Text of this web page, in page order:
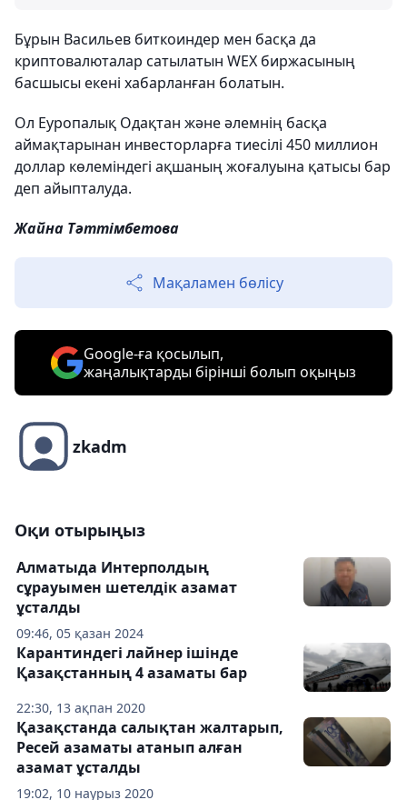
Бұрын Васильев биткоиндер мен басқа да
криптовалюталар сатылатын WEX биржасының
басшысы екені хабарланған болатын.
Ол Еуропалық Одақтан және әлемнің басқа
аймақтарынан инвесторларға тиесілі 450 миллион
доллар көлеміндегі ақшаның жоғалуына қатысы бар
деп айыпталуда.
Жайна Тәттімбетова
Мақаламен бөлісу
Google-ға қосылып,
жаңалықтарды бірінші болып оқыңыз
zkadm
Оқи отырыңыз
09:46, 05 қазан 2024
Алматыда Интерполдың
сұрауымен шетелдік азамат
ұсталды
22:30, 13 ақпан 2020
Карантиндегі лайнер ішінде
Қазақстанның 4 азаматы бар
19:02, 10 наурыз 2020
Қазақстанда салықтан жалтарып,
Ресей азаматы атанып алған
азамат ұсталды